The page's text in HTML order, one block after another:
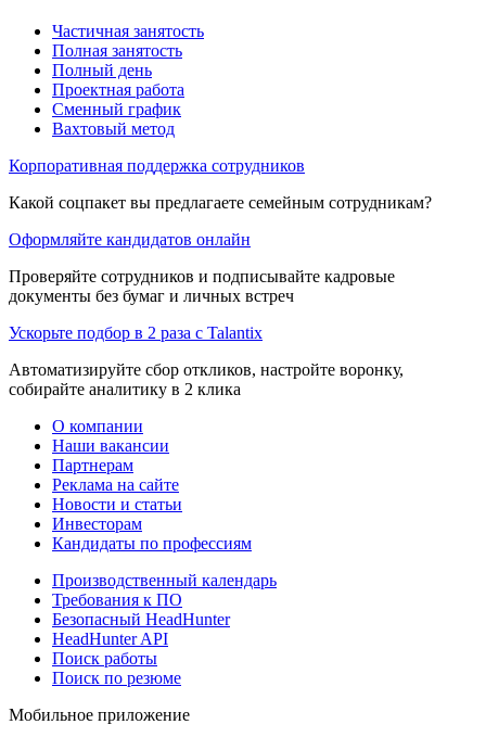
Частичная занятость
Полная занятость
Полный день
Проектная работа
Сменный график
Вахтовый метод
Корпоративная поддержка сотрудников
Какой соцпакет вы предлагаете семейным сотрудникам?
Оформляйте кандидатов онлайн
Проверяйте сотрудников и подписывайте кадровые
документы без бумаг и личных встреч
Ускорьте подбор в 2 раза с Talantix
Автоматизируйте сбор откликов, настройте воронку,
собирайте аналитику в 2 клика
О компании
Наши вакансии
Партнерам
Реклама на сайте
Новости и статьи
Инвесторам
Кандидаты по профессиям
Производственный календарь
Требования к ПО
Безопасный HeadHunter
HeadHunter API
Поиск работы
Поиск по резюме
Мобильное приложение